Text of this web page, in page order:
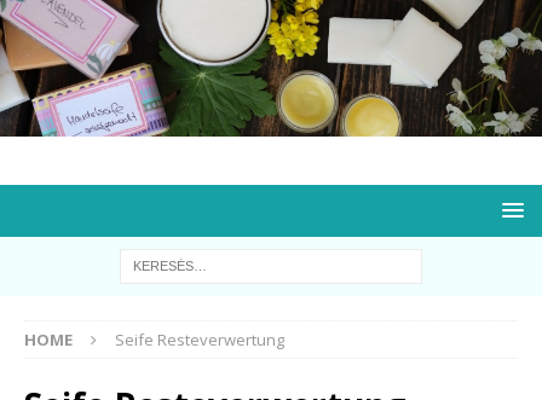
HOME Seife Resteverwertung